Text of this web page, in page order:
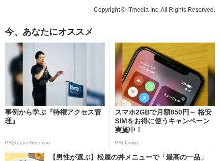
Copyright © ITmedia Inc. All Rights Reserved.
今、あなたにオススメ
事例から学ぶ『特権アクセス管
理』
PR(KeeperSecurity)
スマホ2GBで月額850円～ 格安
SIMをお得に使うキャンペーン
実施中！
PR(IIJmio)
【男性が選ぶ】松屋の丼メニューで「最高の一品」